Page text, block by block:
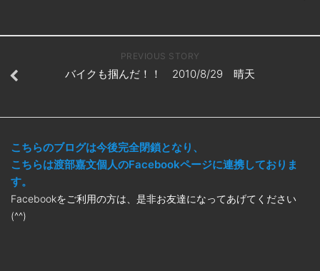
PREVIOUS STORY
バイクも掴んだ！！ 2010/8/29 晴天
こちらのブログは今後完全閉鎖となり、
こちらは渡部嘉文個人のFacebookページに連携しておりま
す。
Facebookをご利用の方は、是非お友達になってあげてください
(^^)